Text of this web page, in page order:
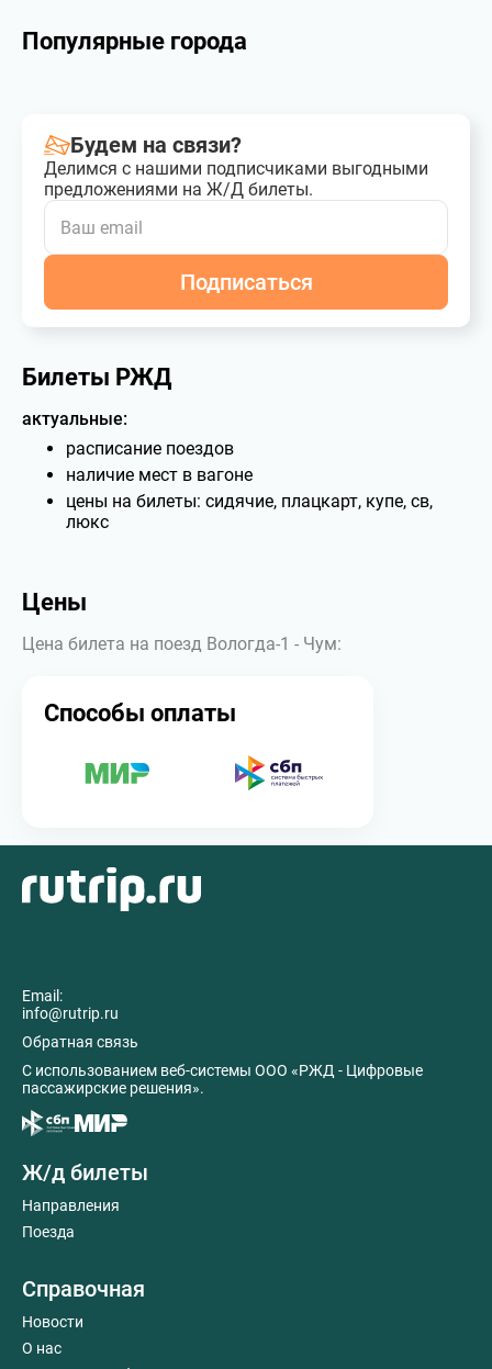
Популярные города
Будем на связи?
Делимся с нашими подписчиками выгодными
предложениями на Ж/Д билеты.
Подписаться
Билеты РЖД
актуальные:
расписание поездов
наличие мест в вагоне
цены на билеты: сидячие, плацкарт, купе, св,
люкс
Цены
Цена билета на поезд Вологда-1 - Чум:
Способы оплаты
Email:
info@rutrip.ru
Обратная связь
C использованием веб-системы ООО «РЖД - Цифровые
пассажирские решения».
Ж/д билеты
Направления
Поезда
Справочная
Новости
О нас